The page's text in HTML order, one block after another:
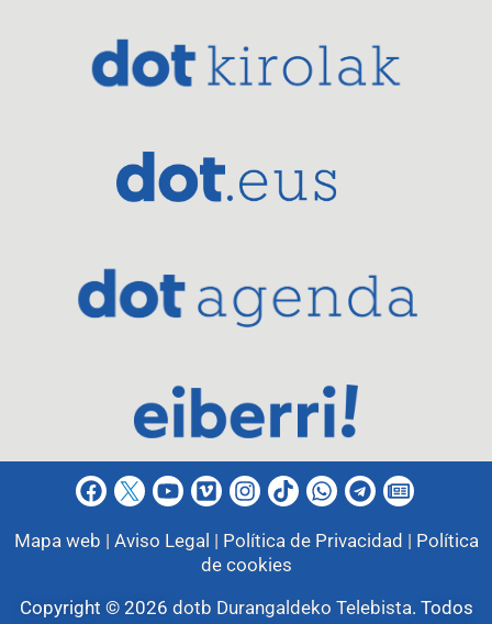
Mapa web | Aviso Legal | Política de Privacidad | Política
de cookies
Copyright © 2026 dotb Durangaldeko Telebista. Todos